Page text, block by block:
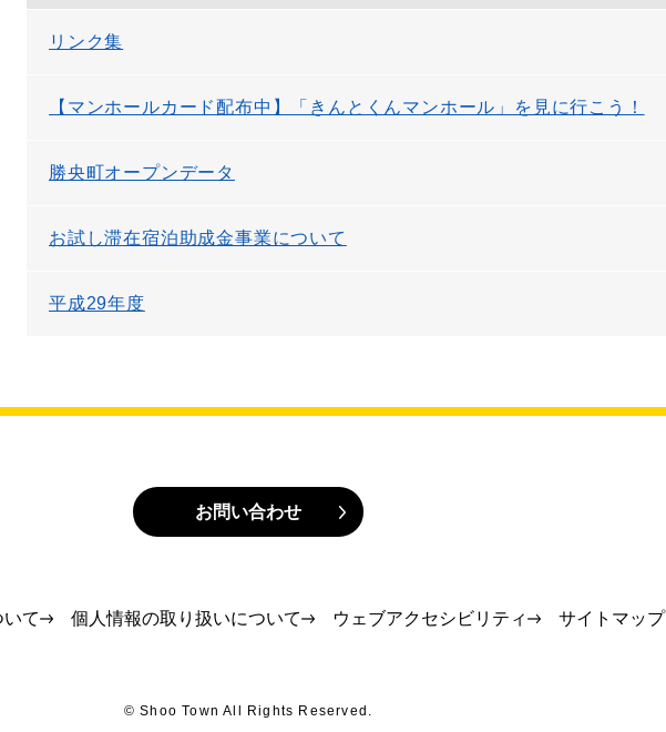
リンク集
【マンホールカード配布中】「きんとくんマンホール」を見に行こう！
勝央町オープンデータ
お試し滞在宿泊助成金事業について
平成29年度
お問い合わせ
て 個人情報の取り扱いについて ウェブアクセシビリティ サイトマップ
© Shoo Town All Rights Reserved.